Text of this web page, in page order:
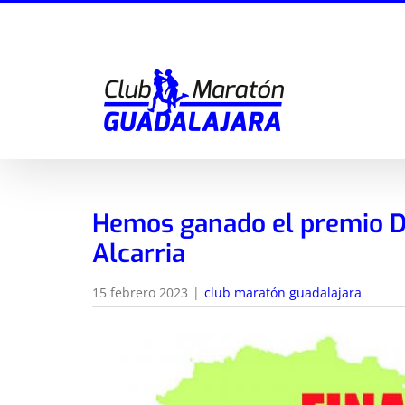
Hemos ganado el premio
Alcarria
15 febrero 2023 | club maratón guadalajara